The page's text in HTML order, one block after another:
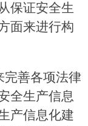
保证安全生
面来进行构
完善各项法律
全生产信息
产信息化建